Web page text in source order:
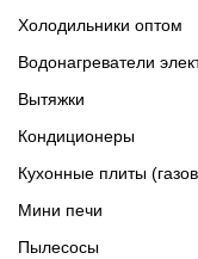
Холодильники оптом
Водонагреватели
Вытяжки
Кондиционеры
Кухонные плиты
Мини печи
Пылесосы